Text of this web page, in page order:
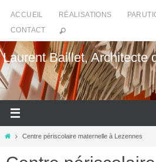
contenu
ACCUEIL RÉALISATIONS
CONTACT
Laurent Baillet, Architecte
HomeCentre périscolaire maternelle à Lezennes